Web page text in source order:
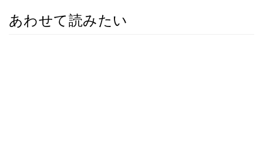
あわせて読みたい